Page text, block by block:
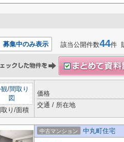
募集中のみ表示 該当公開件数44件
/間取り
図
取り/面積
価格
交通 / 所在地
中古マンション 中丸町住宅